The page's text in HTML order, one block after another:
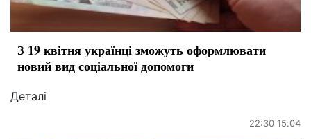
З 19 квітня українці зможуть оформлювати
новий вид соціальної допомоги
Деталі
22:30 15.04